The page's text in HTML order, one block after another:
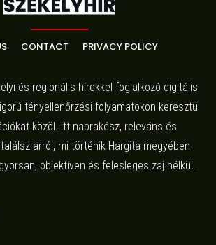
CONTACT PRIVACY POLICY
és regionális hírekkel foglalkozó digitális
tényellenőrzési folyamatokon keresztül
közöl. Itt naprakész, releváns és
arról, mi történik Hargita megyében
objektíven és felesleges zaj nélkül.